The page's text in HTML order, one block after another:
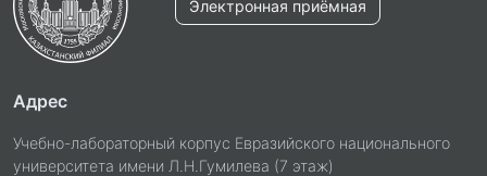
Электронная приёмная
Адрес
Учебно-лабораторный корпус Евразийского национального
университета имени Л.Н.Гумилева (7 этаж)